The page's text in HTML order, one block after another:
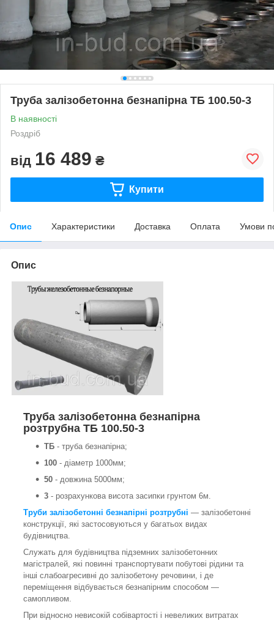
Труба залізобетонна безнапірна ТБ 100.50-3
В наявності
Роздріб
від 16 489 ₴
Купити
Опис Характеристики Доставка Оплата Умови
Опис
Труба залізобетонна безнапірна
розтрубна ТБ 100.50-3
ТБ - труба безнапірна;
100 - діаметр 1000мм;
50 - довжина 5000мм;
3 - розрахункова висота засипки грунтом 6м.
Труби залізобетонні безнапірні розтрубні — залізобетонні
конструкції, які застосовуються у багатьох видах
будівництва.
Служать для будівництва підземних залізобетонних
магістралей, які повинні транспортувати побутові рідини та
інші слабоагресивні до залізобетону речовини, і де
переміщення відбувається безнапірним способом —
самопливом.
При відносно невисокій собівартості і невеликих витратах